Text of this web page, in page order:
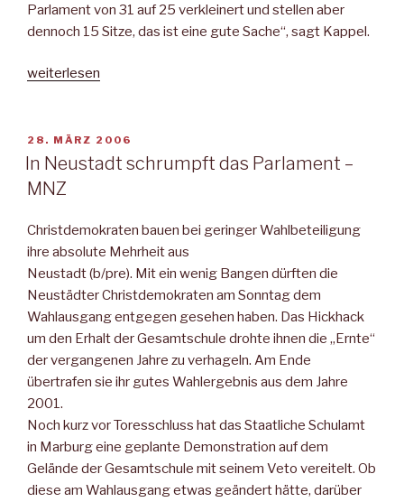
Parlament von 31 auf 25 verkleinert und stellen aber
dennoch 15 Sitze, das ist eine gute Sache“, sagt Kappel.
„Kreisweit
erreicht
in
Neustadt
60
Prozent“
weiterlesen
VERÖFFENTLICHT
AM
28. MÄRZ 2006
In Neustadt schrumpft das Parlament –
MNZ
Christdemokraten bauen bei geringer Wahlbeteiligung
ihre absolute Mehrheit aus
Neustadt (b/pre). Mit ein wenig Bangen dürften die
Neustädter Christdemokraten am Sonntag dem
Wahlausgang entgegen gesehen haben. Das Hickhack
um den Erhalt der Gesamtschule drohte ihnen die „Ernte“
der vergangenen Jahre zu verhageln. Am Ende
übertrafen sie ihr gutes Wahlergebnis aus dem Jahre
2001.
Noch kurz vor Toresschluss hat das Staatliche Schulamt
in Marburg eine geplante Demonstration auf dem
Gelände der Gesamtschule mit seinem Veto vereitelt. Ob
diese am Wahlausgang etwas geändert hätte, darüber